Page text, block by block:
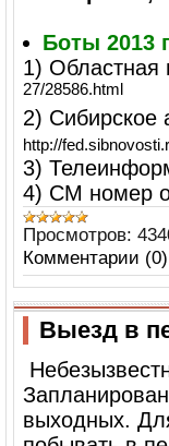
Боты 2013
1) Областная
27/28586.html
2) Сибирское
http://
3)
4) СМ номер
Просмотров:
Комментарии (0)
Выезд в
выходных.